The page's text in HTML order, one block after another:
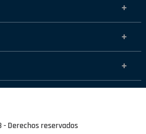
+
+
+
Derechos reservados